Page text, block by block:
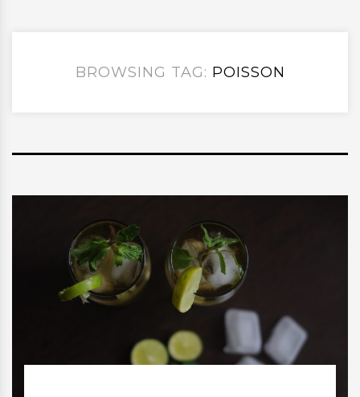
BROWSING TAG: POISSON